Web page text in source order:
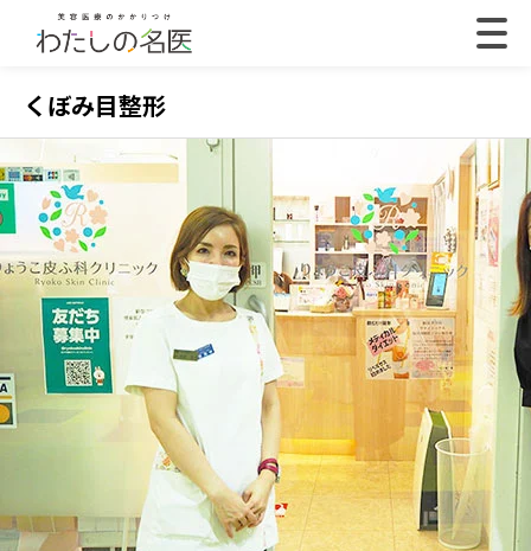
くぼみ目整形